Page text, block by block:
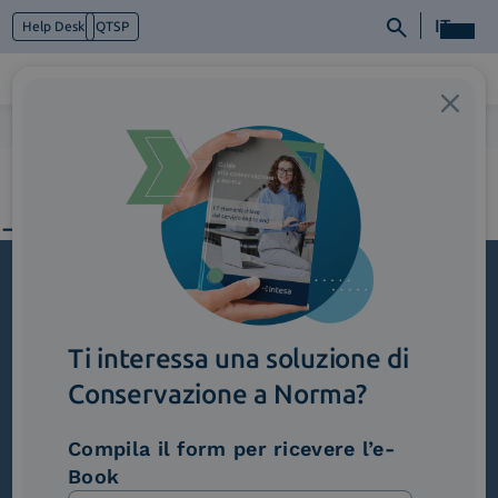
Help Desk QTSP IT
Cosa facciamo
Roma
Iscriviti alla newsletter
Novità, iniziative ed eventi dal mondo della
trasformazione digitale.
Ti interessa una soluzione di
Conservazione a Norma?
Compila il form per ricevere l’e-
Book